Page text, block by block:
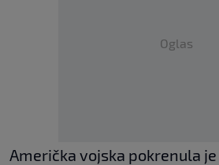
Oglas
Američka vojska pokrenula je